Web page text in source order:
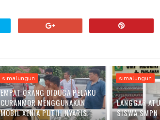
simalungun
EMPAT ORANG DIDUGA PELAKU
CURANMOR MENGGUNAKAN
MOBIL XENIA PUTIH NYARIS
simalungun
LANGGAR
SISWA SMPN